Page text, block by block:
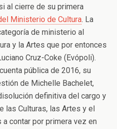
al cierre de su primera
Ministerio de Cultura. La
de ministerio al
y la Artes que por entonces
Cruz-Coke (Evópoli).
pública de 2016, su
de Michelle Bachelet,
definitiva del cargo y
las Culturas, las Artes y el
a contar por primera vez en